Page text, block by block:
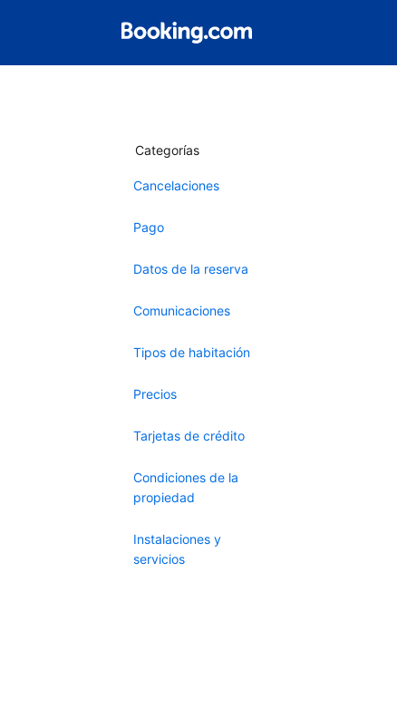
Categorías
Cancelaciones
Pago
Datos de la reserva
Comunicaciones
Tipos de habitación
Precios
Tarjetas de crédito
Condiciones de la
propiedad
Instalaciones y
servicios